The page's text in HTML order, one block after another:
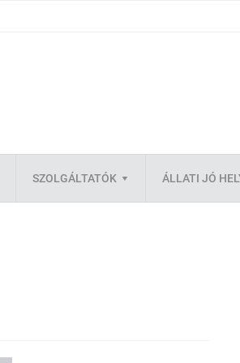
SZOLGÁLTATÓK ÁLLATI JÓ